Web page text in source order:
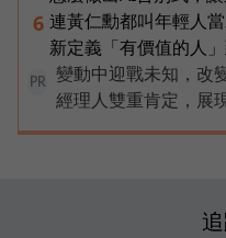
6 連黃仁勳都叫年輕人
新定義「有價值的人
PR
變動中迎戰未知，改
經理人雙重肯定，展